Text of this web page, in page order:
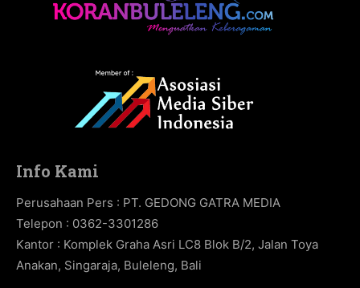
Info Kami
Perusahaan Pers : PT. GEDONG GATRA MEDIA
Telepon : 0362-3301286
Kantor : Komplek Graha Asri LC8 Blok B/2, Jalan Toya
Anakan, Singaraja, Buleleng, Bali